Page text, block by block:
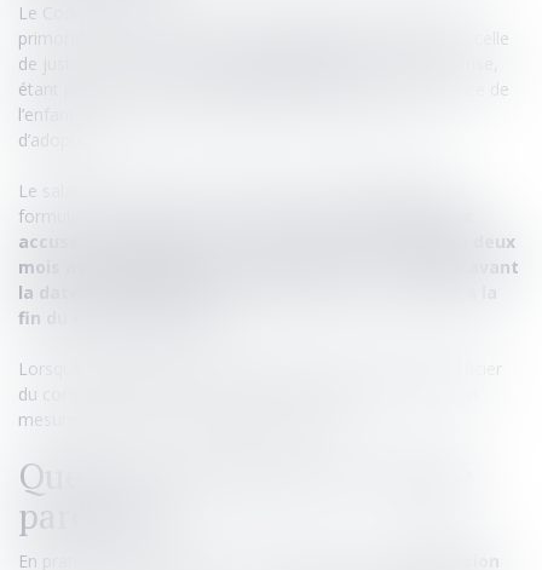
Le Code du travail (article L 1225-47) pose une condition
primordiale à la prise d’un congé parental par les salariés : celle
de justifier à minima d’
étant précisé que ce délai s’apprécie au jour de la naissance de
l’enfant ou de l’arrivée de celui-ci dans le foyer, en cas
d’adoption.
Le salarié qui souhaite bénéficier d’un congé parental doit
formuler une demande, par
accusé de réception
à minima deux
mois avant le début du congé parental
un mois avant
la date souhaitée lorsque ce congé est consécutif à la
fin du congé maternité
Lorsque les conditions et le formalisme requis pour bénéficier
du congé parental sont respectés, l’employeur n’est pas en
mesure de refuser la demande du salarié.
Quelle est la forme du congé
parental ?
En pratique, le congé parental s’apparente à une